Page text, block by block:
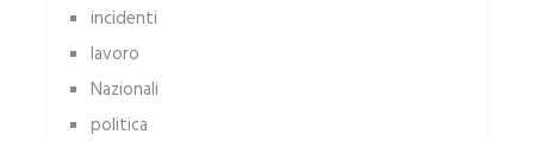
incidenti
lavoro
Nazionali
politica